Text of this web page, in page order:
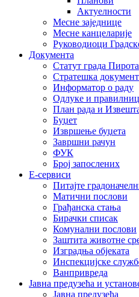
Актуелности
Месне заједнице
Месне канцеларије
Руководиоци
Документа
Статут града Пирота
Стратешка
Информатор о раду
Одлуке и
План рада и
Буџет
Извршење буџета
Завршни рачун
ФУК
Број запослених
E-сервиси
Питајте
Матични послови
Грађанска стања
Бирачки списак
Комунални послови
Заштита животне
Изградња објеката
Инспекцијске
Ванпривреда
Јавна предузећа и
Јавна предузећа